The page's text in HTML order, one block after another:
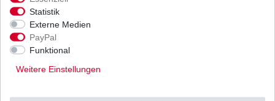
NX500 Dominator
Typ: PD08
Statistik
Externe Medien
PayPal
Funktional
Weitere Einstellungen